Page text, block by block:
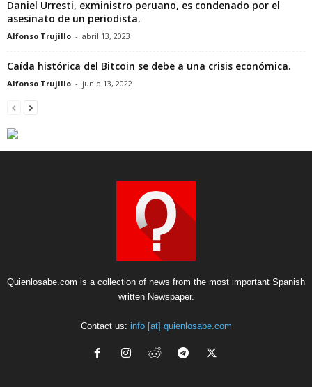
Daniel Urresti, exministro peruano, es condenado por el
asesinato de un periodista.
Alfonso Trujillo - abril 13, 2023
Caída histórica del Bitcoin se debe a una crisis económica.
Alfonso Trujillo - junio 13, 2022
Quienlosabe.com is a collection of news from the most important Spanish
written Newspaper.
Contact us: info [at] quienlosabe.com